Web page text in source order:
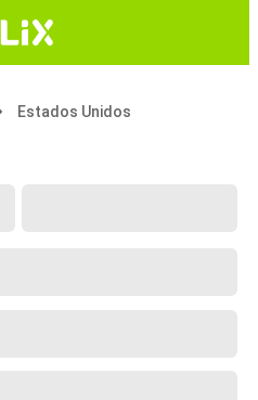
Estados Unidos